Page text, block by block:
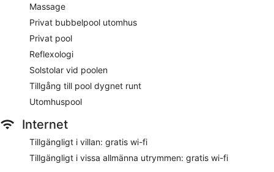
Massage
Privat bubbelpool utomhus
Privat pool
Reflexologi
Solstolar vid poolen
Tillgång till pool dygnet runt
Utomhuspool
Internet
Tillgängligt i villan: gratis wi-fi
Tillgängligt i vissa allmänna utrymmen: gratis wi-fi